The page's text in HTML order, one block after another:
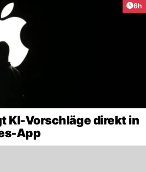
6h
KI-Vorschläge direkt in
App